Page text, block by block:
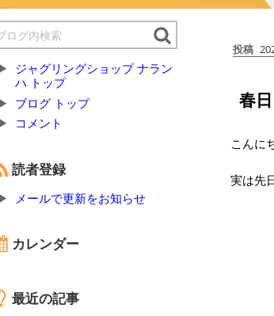
ジャグリングショップ ナラン
ハ トップ
ブログ トップ
コメント
読者登録
メールで更新をお知らせ
カレンダー
最近の記事
投稿
春
こんに
実は先